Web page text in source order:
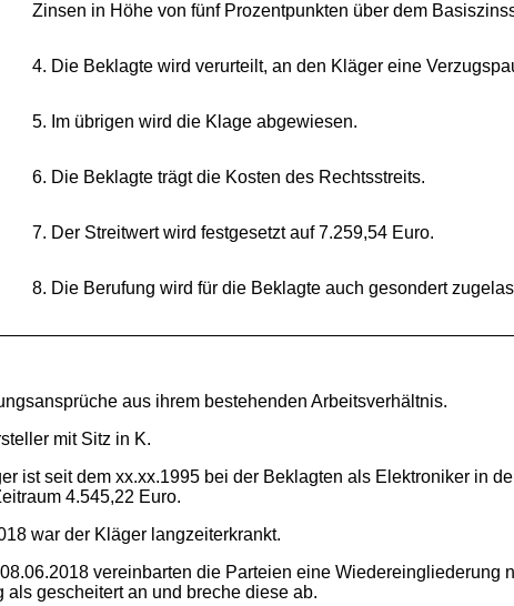
Zinsen in Höhe von fünf Prozentpunkten über dem
4. Die Beklagte wird verurteilt, an den Kläger eine
5. Im übrigen wird die Klage abgewiesen.
6. Die Beklagte trägt die Kosten des Rechtsstreits.
7. Der Streitwert wird festgesetzt auf 7.259,54 Euro.
8. Die Berufung wird für die Beklagte auch gesondert
aus ihrem bestehenden Arbeitsverhältnis.
mit Sitz in K.
ist seit dem xx.xx.1995 bei der Beklagten als Elektroniker in
4.545,22 Euro.
war der Kläger langzeiterkrankt.
vereinbarten die Parteien eine
gescheitert an und breche diese ab.